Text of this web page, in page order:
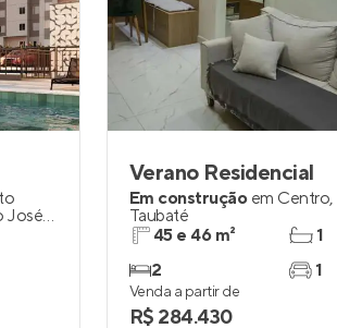
José
Verano Residencial
Em construção em Centro,
Taubaté
45 e 46 m²
2
1
1
Venda a partir de
R$ 284.430